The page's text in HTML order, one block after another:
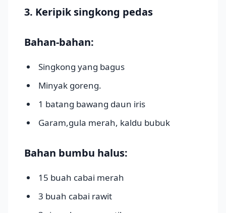
3. Keripik singkong pedas
Bahan-bahan:
Singkong yang bagus
Minyak goreng.
1 batang bawang daun iris
Garam,gula merah, kaldu bubuk
Bahan bumbu halus:
15 buah cabai merah
3 buah cabai rawit